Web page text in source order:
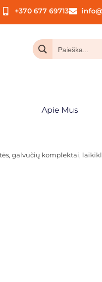
+370 677 69713
Apie Mus
galvučių komplektai,